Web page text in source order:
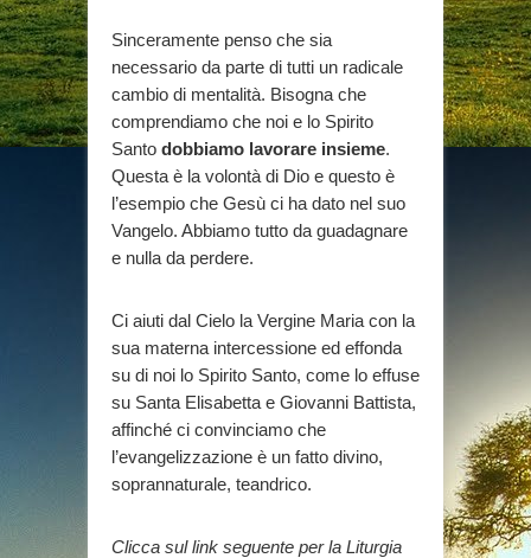
Sinceramente penso che sia
necessario da parte di tutti un radicale
cambio di mentalità. Bisogna che
comprendiamo che noi e lo Spirito
Santo dobbiamo lavorare insieme.
Questa è la volontà di Dio e questo è
l’esempio che Gesù ci ha dato nel suo
Vangelo. Abbiamo tutto da guadagnare
e nulla da perdere.
Ci aiuti dal Cielo la Vergine Maria con la
sua materna intercessione ed effonda
su di noi lo Spirito Santo, come lo effuse
su Santa Elisabetta e Giovanni Battista,
affinché ci convinciamo che
l’evangelizzazione è un fatto divino,
soprannaturale, teandrico.
Clicca sul link seguente per la Liturgia